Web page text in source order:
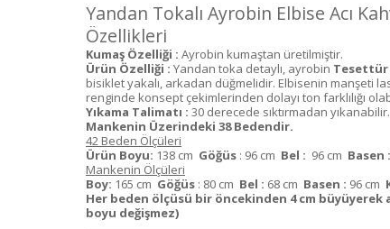
Yandan Tokalı Ayrobin Elbise Acı
Özellikleri
Kumaş Özelliği : Ayrobin kumaştan üretilmiştir.
Ürün Özelliği : Yandan toka detaylı, ayrobin Tesettür
bisiklet yakalı, arkadan düğmelidir. Elbisenin manşeti
renginde konsept çekimlerinden dolayı ton farklılığı
Yıkama Talimatı : 30 derecede sıktırmadan yıkanabilir.
Mankenin Üzerindeki 38 Bedendir.
42 Beden Ölçüleri
Ürün Boyu: 138 cm Göğüs : 96 cm Bel : 96 cm Basen :
Mankenin Ölçüleri
Boy: 165 cm Göğüs : 80 cm Bel : 68 cm Basen : 96 cm
Her beden ölçüsü bir öncekinden 4 cm büyüyerek
boyu değişmez)